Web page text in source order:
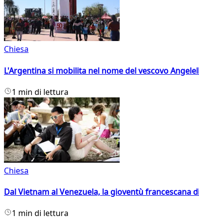
Chiesa
L'Argentina si mobilita nel nome del vescovo
1 min di lettura
Chiesa
Dal Vietnam al Venezuela, la gioventù francescana
1 min di lettura